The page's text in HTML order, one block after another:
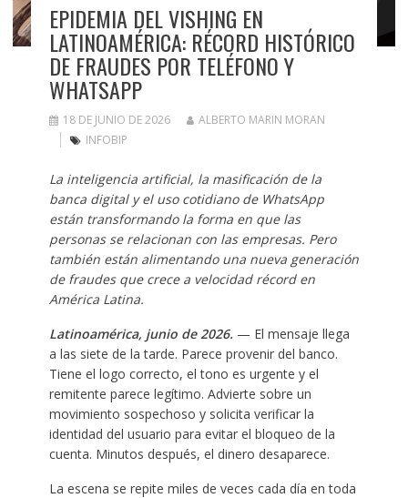
EPIDEMIA DEL VISHING EN
LATINOAMÉRICA: RÉCORD HISTÓRICO
DE FRAUDES POR TELÉFONO Y
WHATSAPP
18 DE JUNIO DE 2026
ALBERTO MARIN MORAN
INFOBIP
La inteligencia artificial, la masificación de la
banca digital y el uso cotidiano de WhatsApp
están transformando la forma en que las
personas se relacionan con las empresas. Pero
también están alimentando una nueva generación
de fraudes que crece a velocidad récord en
América Latina.
Latinoamérica, junio de 2026. — El mensaje llega
a las siete de la tarde. Parece provenir del banco.
Tiene el logo correcto, el tono es urgente y el
remitente parece legítimo. Advierte sobre un
movimiento sospechoso y solicita verificar la
identidad del usuario para evitar el bloqueo de la
cuenta. Minutos después, el dinero desaparece.
La escena se repite miles de veces cada día en toda